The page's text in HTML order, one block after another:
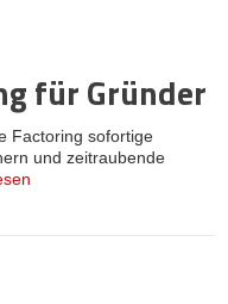
für Gründer
Factoring sofortige
und zeitraubende